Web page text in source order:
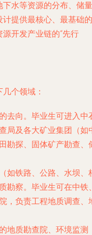
水等资源的分布、储量
提供最核心、最基础的
开发产业链的“先行
个领域：
去向。毕业生可进入中
局及各大矿业集团（如
勘探、固体矿产勘查、
如铁路、公路、水坝、
勘察。毕业生可在中铁
，负责工程地质调查、
地质勘查院、环境监测